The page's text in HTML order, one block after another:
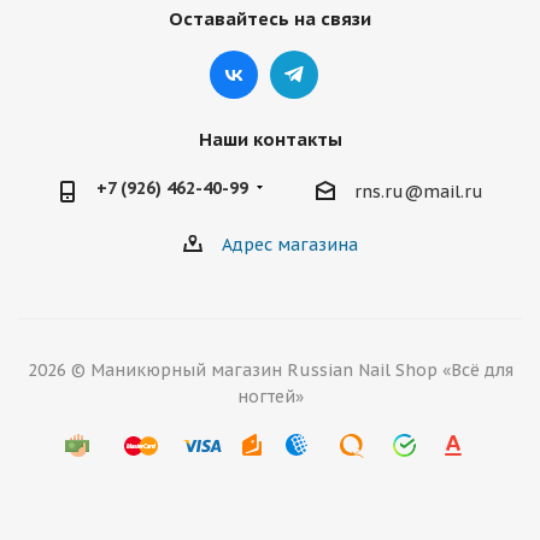
Оставайтесь на связи
Наши контакты
+7 (926) 462-40-99 rns.ru@mail.ru
Адрес магазина
2026 © Маникюрный магазин Russian Nail Shop «Всё для
ногтей»